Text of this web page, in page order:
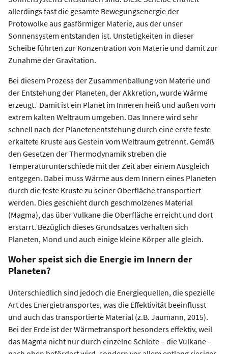
allerdings fast die gesamte Bewegungsenergie der
Protowolke aus gasförmiger Materie, aus der unser
Sonnensystem entstanden ist. Unstetigkeiten in dieser
Scheibe führten zur Konzentration von Materie und damit zur
Zunahme der Gravitation.
Bei diesem Prozess der Zusammenballung von Materie und
der Entstehung der Planeten, der Akkretion, wurde Wärme
erzeugt. Damit ist ein Planet im Inneren heiß und außen vom
extrem kalten Weltraum umgeben. Das Innere wird sehr
schnell nach der Planetenentstehung durch eine erste feste
erkaltete Kruste aus Gestein vom Weltraum getrennt. Gemäß
den Gesetzen der Thermodynamik streben die
Temperaturunterschiede mit der Zeit aber einem Ausgleich
entgegen. Dabei muss Wärme aus dem Innern eines Planeten
durch die feste Kruste zu seiner Oberfläche transportiert
werden. Dies geschieht durch geschmolzenes Material
(Magma), das über Vulkane die Oberfläche erreicht und dort
erstarrt. Bezüglich dieses Grundsatzes verhalten sich
Planeten, Mond und auch einige kleine Körper alle gleich.
Woher speist sich die Energie im Innern der
Planeten?
Unterschiedlich sind jedoch die Energiequellen, die spezielle
Art des Energietransportes, was die Effektivität beeinflusst
und auch das transportierte Material (z.B. Jaumann, 2015).
Bei der Erde ist der Wärmetransport besonders effektiv, weil
das Magma nicht nur durch einzelne Schlote – die Vulkane –